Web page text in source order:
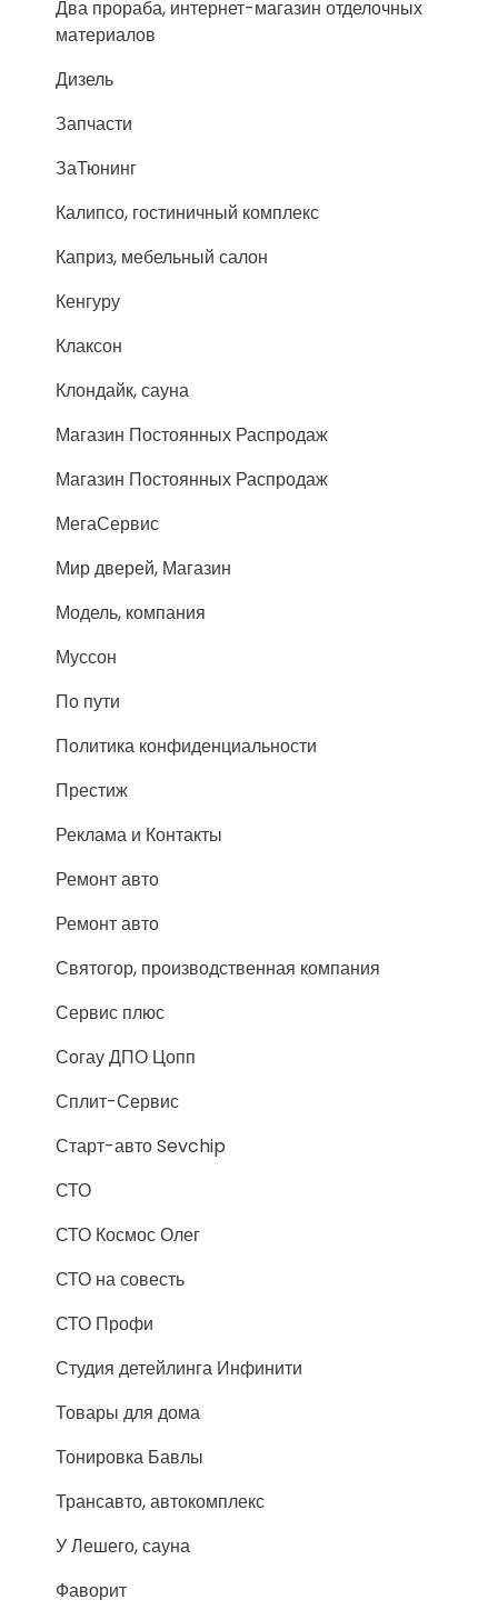
Два прораба, интернет-магазин отделочных
материалов
Дизель
Запчасти
ЗаТюнинг
Калипсо, гостиничный комплекс
Каприз, мебельный салон
Кенгуру
Клаксон
Клондайк, сауна
Магазин Постоянных Распродаж
Магазин Постоянных Распродаж
МегаСервис
Мир дверей, Магазин
Модель, компания
Муссон
По пути
Политика конфиденциальности
Престиж
Реклама и Контакты
Ремонт авто
Ремонт авто
Святогор, производственная компания
Сервис плюс
Согау ДПО Цопп
Сплит-Сервис
Старт-авто Sevchip
СТО
СТО Космос Олег
СТО на совесть
СТО Профи
Студия детейлинга Инфинити
Товары для дома
Тонировка Бавлы
Трансавто, автокомплекс
У Лешего, сауна
Фаворит